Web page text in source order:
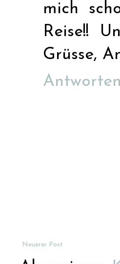
mich
Reise!!
Grüsse,
Antworten
Neuerer Post